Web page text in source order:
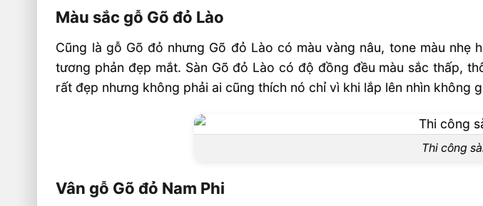
Màu sắc gỗ Gõ đỏ Lào
Cũng là gỗ Gõ đỏ nhưng Gõ đỏ Lào có màu vàng nâu, tone màu nhẹ
tương phản đẹp mắt. Sàn Gõ đỏ Lào có độ đồng đều màu sắc thấp,
rất đẹp nhưng không phải ai cũng thích nó chỉ vì khi lắp lên nhìn không
Thi công
Vân gỗ Gõ đỏ Nam Phi